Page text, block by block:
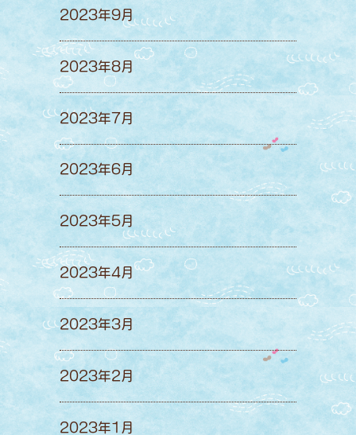
2023年9月
2023年8月
2023年7月
2023年6月
2023年5月
2023年4月
2023年3月
2023年2月
2023年1月